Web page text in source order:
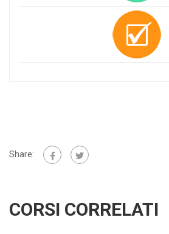
Share:
CORSI CORRELATI